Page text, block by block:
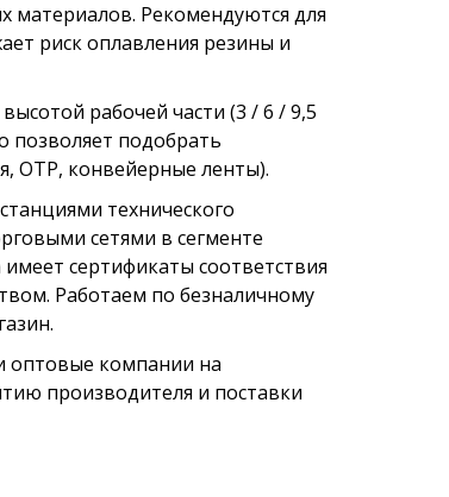
материалов. Рекомендуются для
риск оплавления резины и
рабочей части (3 / 6 / 9,5
позволяет подобрать
ОТР, конвейерные ленты).
технического
сетями в сегменте
сертификаты соответствия
Работаем по безналичному
компании на
производителя и поставки